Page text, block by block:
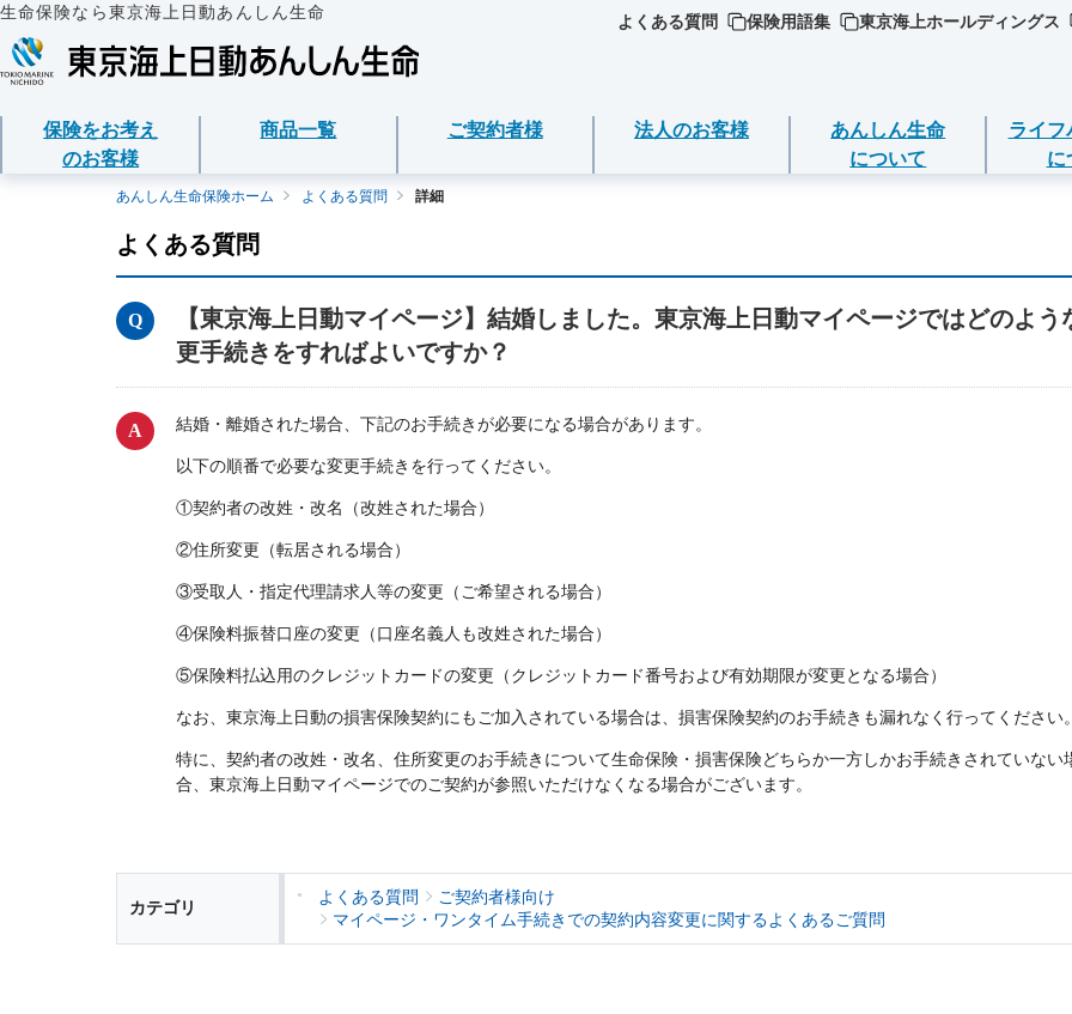
生命保険なら東京海上日動あんしん生命 よくある質問 保険用語集 東京海上ホールディングス
保険をお考え
のお客様
保険をお考えのお客様
ライフイベントから選ぶ
心配ごとから選ぶ
インターネットでご加入いただける
法人向け保険商品
ご相談・ご契約の流れ
商品一覧
メディカルＫｉｔ ＮＥＯ
メディカルＫｉｔ Ｒ
あんしん治療サポート保険R
メディカルＫｉｔエール
がん保険
あんしんがん治療保険
長生き支援終身
スマートあんしん定期
定期保険
家計保障・就業不能保障
ご契約者様
ご契約者様
東京海上日動マイページのご案内
保険金・給付金・満期金・年金等の
請求
契約内容／登録情報の確認・変更
契約者貸付の利用・返済
保険料支払方法の変更
保険証券・控除証明書の発行・再発
行
変額保険・変額年金保険固有のお手
続き
急な資金が必要なとき
引越しするとき
子どもが生まれるとき
子どもが独立・就職するとき
転職・退職するとき
法人のお客様
法人のお客様
経営者の皆様向け商品
従業員の皆様向け商品
あんしん生命
について
あんしん生命について
会社情報
お客様をがんからお守りする運動
採用情報
保険金等の適切なお支払いに向けた
取組み
あんしん解体新書
ライフ
に
あんしん生命保険ホーム よくある質問 詳細
よくある質問
【東京海上日動マイページ】結婚しました。東京海上日動マイページではどのよう
更手続きをすればよいですか？
結婚・離婚された場合、下記のお手続きが必要になる場合があります。
以下の順番で必要な変更手続きを行ってください。
①契約者の改姓・改名（改姓された場合）
②住所変更（転居される場合）
③受取人・指定代理請求人等の変更（ご希望される場合）
④保険料振替口座の変更（口座名義人も改姓された場合）
⑤保険料払込用のクレジットカードの変更（クレジットカード番号および有効期限が変更となる場合）
なお、東京海上日動の損害保険契約にもご加入されている場合は、損害保険契約のお手続きも漏れなく行ってください
特に、契約者の改姓・改名、住所変更のお手続きについて生命保険・損害保険どちらか一方しかお手続きされていない
合、東京海上日動マイページでのご契約が参照いただけなくなる場合がございます。
カテゴリ
よくある質問
ご契約者様向け
マイページ・ワンタイム手続きでの契約内容変更に関するよくあるご質問